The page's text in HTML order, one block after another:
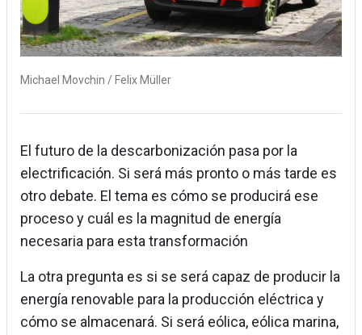
Michael Movchin / Felix Müller
El futuro de la descarbonización pasa por la
electrificación. Si será más pronto o más tarde es
otro debate. El tema es cómo se producirá ese
proceso y cuál es la magnitud de energía
necesaria para esta transformación
La otra pregunta es si se será capaz de producir la
energía renovable para la producción eléctrica y
cómo se almacenará. Si será eólica, eólica marina,